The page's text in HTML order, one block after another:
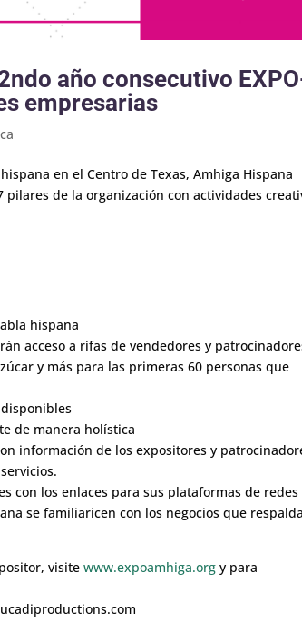
año consecutivo
empresarias
en el Centro de Texas, Amhiga Hispana
de la organización con actividades
hispana
acceso a rifas de vendedores y
y más para las primeras 60 personas que
de manera holística
información de los expositores y
con los enlaces para sus plataformas de redes
se familiaricen con los negocios que
visitewww.expoamhiga.org y para